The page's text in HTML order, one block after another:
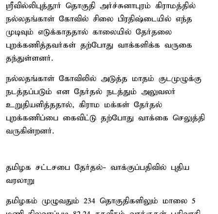
ஸ்ரீவில்லிபுத்தூர் தொகுதி அர்ச்சுனாபுரம் கிராமத்தில்
நல்லதங்காள் கோவில் சிலை பிரதிஷ்டையில் எந்த
முடிவும் எடுக்காததால் காலையில் தேர்தலை
புறக்கணித்தவர்கள் தற்போது வாக்களிக்க வருகை
தந்துள்ளனர்.
நல்லதங்காள் கோவிலில் அடுத்த மாதம் குடமுழுக்கு
நடத்தப்படும் என தேர்தல் நடத்தும் அலுவலர்
உறுதியளித்ததால், கிராம மக்கள் தேர்தல்
புறக்கணிப்பை கைவிட்டு தற்போது வாக்கை செலுத்தி
வருகின்றனர்.
தமிழக சட்டசபை தேர்தல்- வாக்குப்பதிவில் புதிய
வரலாறு
தமிழகம் முழுவதும் 234 தொகுதிகளிலும் மாலை 5